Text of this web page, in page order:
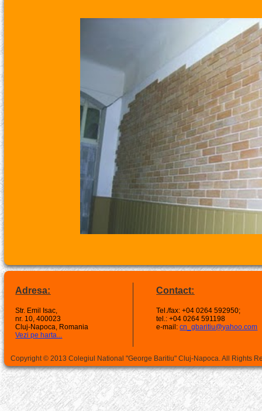
Adresa:
Str. Emil Isac,
nr. 10, 400023
Cluj-Napoca, Romania
Vezi pe harta...
Contact:
Tel./fax: +04 0264 592950;
tel.: +04 0264 591198
e-mail:cn_gbaritiu@yahoo.com
Copyright © 2013 Colegiul National "George Baritiu" Cluj-Napoca. All Rights